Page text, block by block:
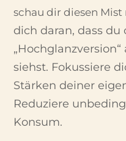
schau dir diesen
dich daran, dass du
siehst. Fokussiere
Stärken deiner
Reduziere
Konsum.